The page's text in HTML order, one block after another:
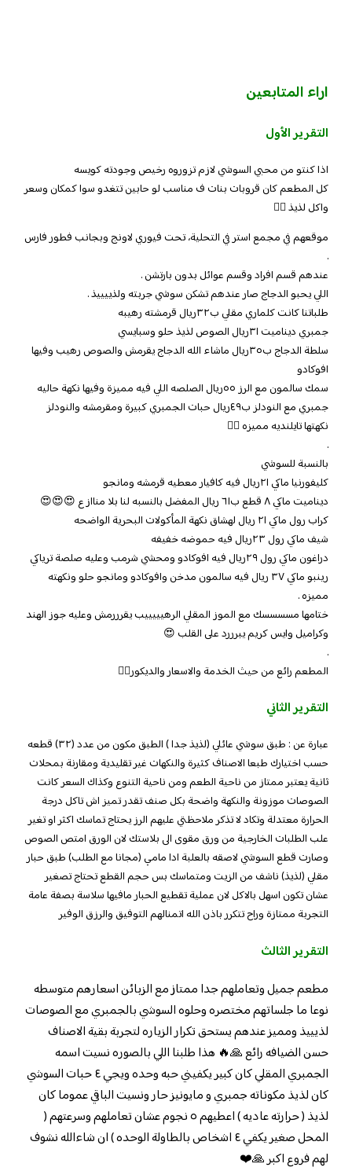
اراء المتابعين
التقرير الأول
اذا كنتو من محبي السوشي لازم تزوروه رخيص وجودته كويسه
كل المطعم كان قروبات بنات ف مناسب لو حابين تتغدو سوا كمكان وسعر
واكل لذيذ 👌🏻
‏‎موقعهم في مجمع استر في التحلية، تحت فيوري لاونج وبجانب فطور فارس
.
عندهم قسم افراد وقسم عوائل بدون بارتشن .
اللي يحبو الدجاج صار عندهم تشكن سوشي جربته ولذييييذ .
جمبري ديناميت ٣١ريال الصوص لذيذ حلو وسبايسي
سلطة الدجاج ب٣٥ريال ماشاء الله الدجاج يقرمش والصوص رهيب وفيها
افوكادو
سمك سالمون مع الرز ٥٥ريال الصلصه اللي فيه مميزة وفيها نكهة حاليه
جمبري مع النودلز ب٤٩ريال حبات الجمبري كبيرة ومقرمشه والنودلز
نكهتها تايلنديه مميزه 👌🏻
.
بالنسبة للسوشي
كليفورنيا ماكي ٢١ريال فيه كافيار معطيه قرمشه ومانجو
ديناميت ماكي ٨ قطع ب٦١ ريال المفضل بالنسبه لنا بلا مناازع 😍😍😍
كراب رول ماكي ٢١ ريال لهشاق نكهة المأكولات البحرية الواضحه
شيف ماكي رول ٢٣ريال فيه حموضه خفيفه
دراغون ماكي رول ٢٩ريال فيه افوكادو ومحشي شرمب وعليه صلصة ترياكي
رينبو ماكي ٣٧ ريال فيه سالمون مدخن وافوكادو ومانجو حلو ونكهته
مميزه .
ختامها مسسسسك مع الموز المقلي الرهيييييب يقرررمش وعليه جوز الهند
وكراميل وايس كريم يبرررد على القلب 😍
.
المطعم رائع من حيث الخدمة والاسعار والديكور👌🏻
التقرير الثاني
عبارة عن : طبق سوشي عائلي (لذيذ جدا ) الطبق مكون من عدد (٣٢) قطعه
حسب اختيارك طبعا الاصناف كثيرة والنكهات غير تقليدية ومقارنة بمحلات
ثانية يعتبر ممتاز من ناحية الطعم ومن ناحية التنوع وكذاك السعر كانت
الصوصات موزونة والنكهة واضحة بكل صنف تقدر تميز اش تاكل درجة
الحرارة معتدلة وتكاد لا تذكر ملاحظتي عليهم الرز يحتاج تماسك اكثر او تغير
علب الطلبات الخارجية من ورق مقوى الى بلاستك لان الورق امتص الصوص
وصارت قطع السوشي لاصقه بالعلبة ادا مامي (مجانا مع الطلب) طبق حبار
مقلي (لذيذ) ناشف من الزيت ومتماسك بس حجم القطع تحتاج تصغير
عشان تكون اسهل بالاكل لان عملية تقطيع الحبار مافيها سلاسة بصفة عامة
التجربة ممتازة وراح تتكرر باذن الله اتمنالهم التوفيق والرزق الوفير
التقرير الثالث
مطعم جميل وتعاملهم جدا ممتاز مع الزبائن اسعارهم متوسطه
نوعا ما جلساتهم مختصره وحلوه السوشي بالجمبري مع الصوصات
لذيييذ ومميز عندهم يستحق تكرار الزياره لتجربة بقية الاصناف
حسن الضيافه رائع 🙏🔥 هذا طلبنا اللي بالصوره نسيت اسمه
الجمبري المقلي كان كبير يكفيني حبه وحده ويجي ٤ حبات السوشي
كان لذيذ مكوناته جمبري و مايونيز حار ونسيت الباقي عموما كان
لذيذ ( حرارته عاديه ) اعطيهم ٥ نجوم عشان تعاملهم وسرعتهم (
المحل صغير يكفي ٤ اشخاص بالطاولة الوحده ) ان شاءالله نشوف
لهم فروع اكبر 🙏❤️